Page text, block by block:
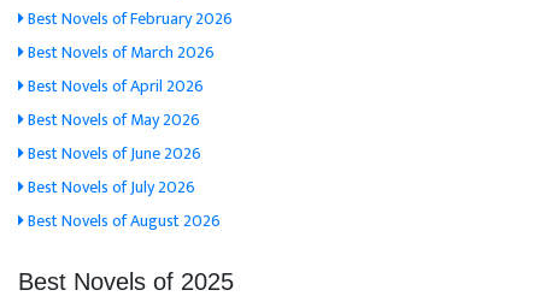
Best Novels of February 2026
Best Novels of March 2026
Best Novels of April 2026
Best Novels of May 2026
Best Novels of June 2026
Best Novels of July 2026
Best Novels of August 2026
Best Novels of 2025